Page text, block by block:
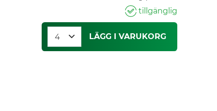
tillgänglig
LÄGG I VARUKORG